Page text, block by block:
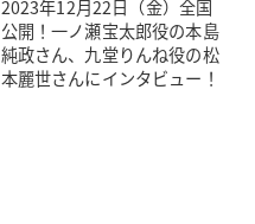
2023年12月22日（金）全国
公開！一ノ瀬宝太郎役の本島
純政さん、九堂りんね役の松
本麗世さんにインタビュー！